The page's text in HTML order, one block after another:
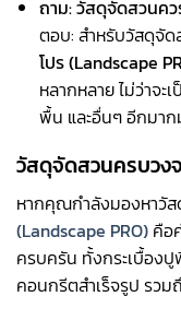
ถาม: วัสดุจัดสวนค
ตอบ: สำหรับวัสดุจั
โปร (Landscape
หลากหลาย ไม่ว่าจ
พื้น และอื่นๆ อีกมาก
วัสดุจัดสวนครบวง
หากคุณกำลังมองหาวั
(Landscape PRO) คือ
ครบครัน ทั้งกระเบื้อง
คอนกรีตสำเร็จรูป รว